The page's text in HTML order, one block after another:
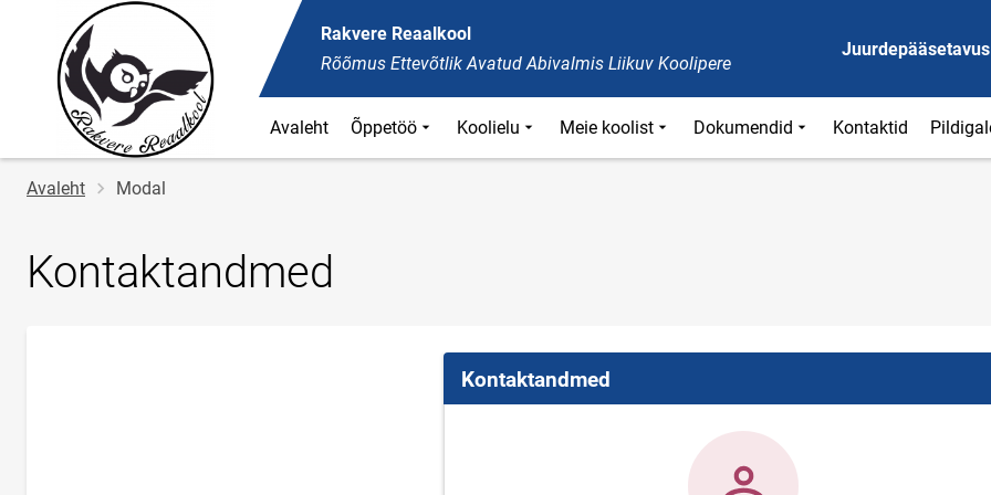
Rakvere Reaalkool
Rõõmus Ettevõtlik Avatud Abivalmis Liikuv Koolipere
Juurdepääsetavus
Avaleht Õppetöö Koolielu Meie koolist Dokumendid Kontaktid
Jälglink
Avaleht Modal
Kontaktandmed
Kontaktandmed